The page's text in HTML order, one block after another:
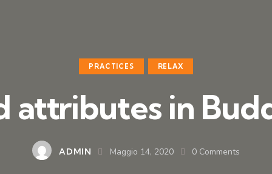
PRACTICES RELAX
attributes in
ADMIN Maggio 14, 2020 0 Comments